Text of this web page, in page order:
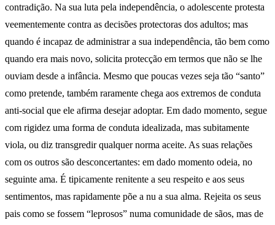
contradição. Na sua luta pela independência, o adolescente protesta
veementemente contra as decisões protectoras dos adultos; mas
quando é incapaz de administrar a sua independência, tão bem como
quando era mais novo, solicita protecção em termos que não se lhe
ouviam desde a infância. Mesmo que poucas vezes seja tão “santo”
como pretende, também raramente chega aos extremos de conduta
anti-social que ele afirma desejar adoptar. Em dado momento, segue
com rigidez uma forma de conduta idealizada, mas subitamente
viola, ou diz transgredir qualquer norma aceite. As suas relações
com os outros são desconcertantes: em dado momento odeia, no
seguinte ama. É tipicamente renitente a seu respeito e aos seus
sentimentos, mas rapidamente põe a nu a sua alma. Rejeita os seus
pais como se fossem “leprosos” numa comunidade de sãos, mas de